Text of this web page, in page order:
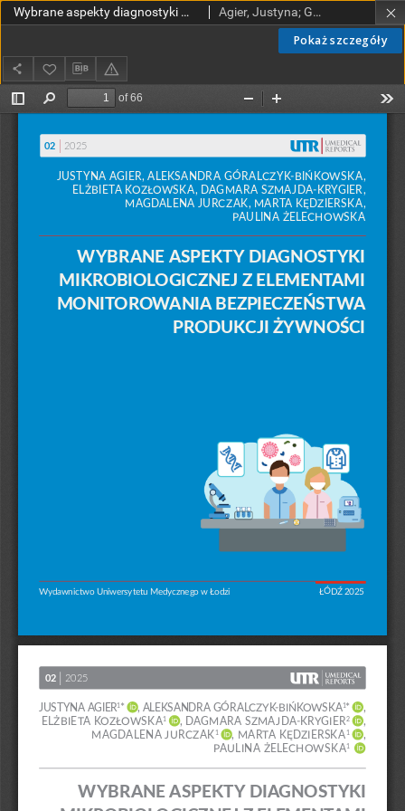
Pokaż szczegóły
Wybrane aspekty diagnostyki mikrobiologicznej z elementami monitorowania bezpieczeństwa produkcji żywności Agier, Justyna; Góralczyk-Bińkowska, Aleksandra; Kozłowska, Elżbieta; Szmajda-Krygier, Dagmara; Jurczak Magdalena; Kędzierska, Marta; Żelechowska, Paulina